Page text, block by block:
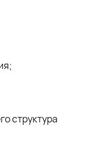
структура